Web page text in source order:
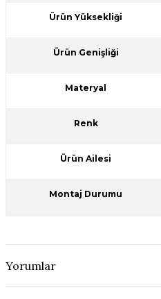
Ürün Yüksekliği
Ürün Genişliği
Materyal
Renk
Ürün Ailesi
Montaj Durumu
Yorumlar